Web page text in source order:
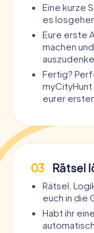
Eine kurze
es
Eure erste
machen
Fertig?
eurer
03 Rätsel
Rätsel,
euch in die
Habt ihr